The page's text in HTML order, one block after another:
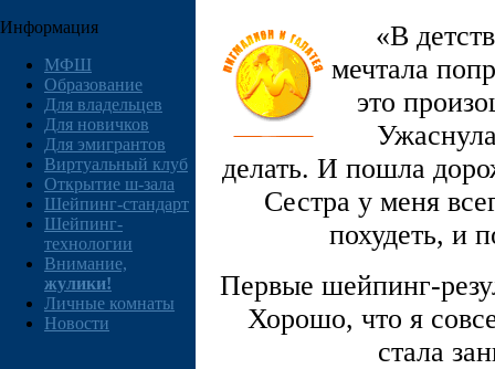
Информация
МФШ
Образование
Для владельцев
Для новичков
Для эмигрантов
Виртуальный клуб
Открытие ш-зала
Шейпинг-стандарт
Шейпинг-
технологии
Внимание,
жулики!
Личные комнаты
Новости
«В
мечтала
это
делать. И пошла
Сестра у меня
похудеть, и
Первые шейпинг-
Хорошо, что я
стала